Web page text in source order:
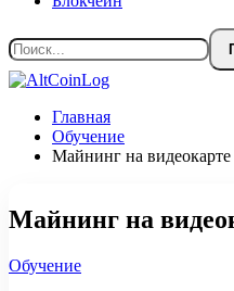
Главная
Обучение
Майнинг на
Майнинг на
Обучение